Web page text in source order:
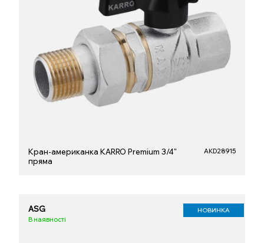
Кран-американка KARRO Premium 3/4"
пряма
AKD28915
ASG
В наявності
НОВИНКА